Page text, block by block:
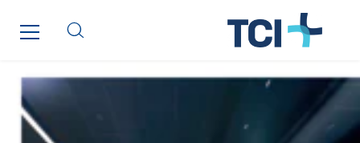
Cegelec STM
Cegelec Tours Electricité
Cegelec Valenciennes Tertiaire
Cegelec-CSS